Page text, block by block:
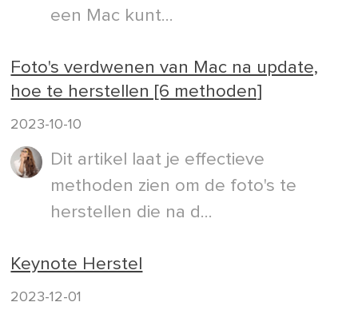
een Mac kunt...
Foto's verdwenen van Mac na update,
hoe te herstellen [6 methoden]
2023-10-10
Dit artikel laat je effectieve
methoden zien om de foto's te
herstellen die na d...
Keynote Herstel
2023-12-01